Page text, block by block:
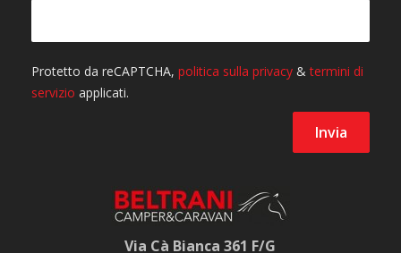
Via Cà Bianca 361 F/G